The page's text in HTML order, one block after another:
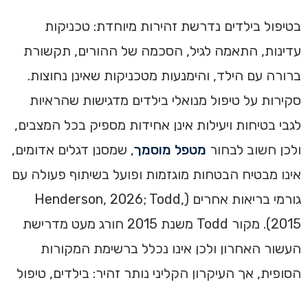
בטיפול בילדים נדרשת זהירות מיוחדת: טכניקות
עדינות, התאמה לגיל, הסכמה של ההורים, תקשורת
ברורה עם הילד, והימנעות מטכניקות שאינן נחוצות.
סקירות על טיפול מנואלי בילדים מדגישות שהראיות
לגבי בטיחות ויעילות אינן אחידות מספיק בכל המצבים,
ולכן חשוב לבחור מטפל מוסמך, שמסנן דגלים אדומים,
אינו מבטיח הבטחות מוגזמות ופועל בשיתוף פעולה עם
גורמי בריאות אחרים (Henderson, 2026; Todd,
2015). מקור Todd משנת 2015 חורג מעט מדרישת
העשור האחרון ולכן אינו נכלל ברשימת המקורות
הסופית, אך העיקרון הקליני נותר זהיר: בילדים, טיפול